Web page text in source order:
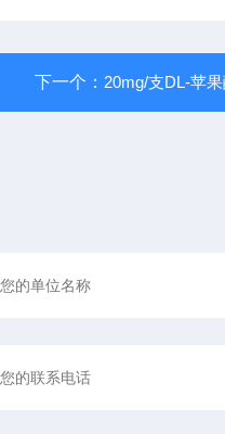
下一个： 20mg/支DL-苹